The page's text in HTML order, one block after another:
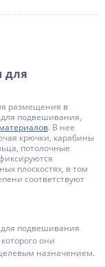
для
размещения в
подвешивания,
. В нее
крючки, карабины
потолочные
плоскостях, в том
соответствуют
подвешивания
они
назначением.